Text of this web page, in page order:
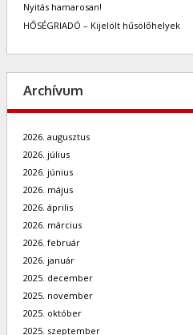
Nyitás hamarosan!
HŐSÉGRIADÓ – Kijelölt hűsölőhelyek
Archívum
2026. augusztus
2026. július
2026. június
2026. május
2026. április
2026. március
2026. február
2026. január
2025. december
2025. november
2025. október
2025. szeptember